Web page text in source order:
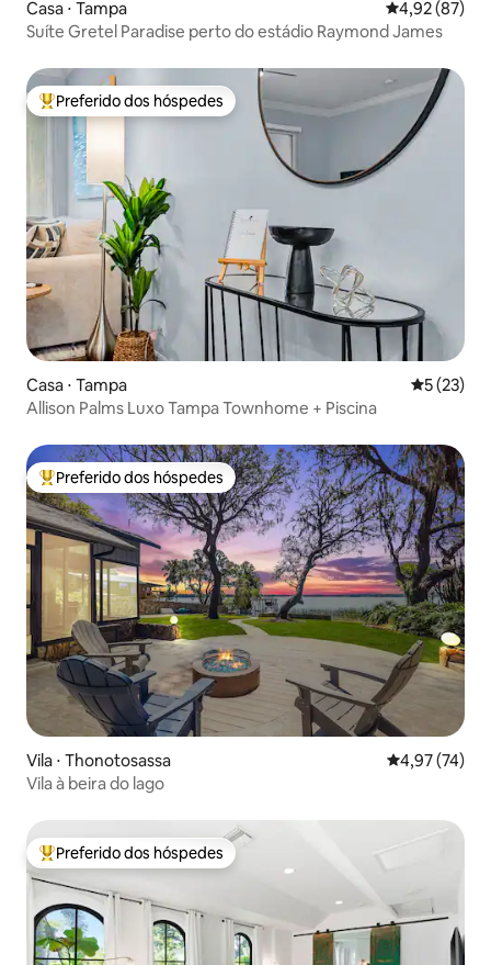
Casa ⋅ Tampa 4,92 de uma
4,92 (87)
Suíte Gretel Paradise perto do estádio Raymond James
Entre os melhores preferidos dos hóspedes
Preferido dos hóspedes
Casa ⋅ Tampa 5 de uma
5 (23)
Allison Palms Luxo Tampa Townhome + Piscina
Entre os melhores preferidos dos hóspedes
Preferido dos hóspedes
Vila ⋅ Thonotosassa 4,97 de uma
4,97 (74)
Vila à beira do lago
Entre os melhores preferidos dos hóspedes
Preferido dos hóspedes